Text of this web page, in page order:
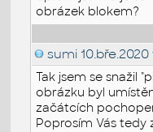
obrázek blokem?
sumi 10.bře.2020
Tak jsem se snažil
obrázku byl
začátcích
Poprosím Vás tedy